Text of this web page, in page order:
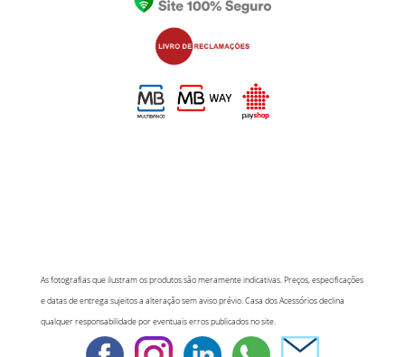
As fotografias que ilustram os produtos são meramente indicativas. Preços, especificações
e datas de entrega sujeitos a alteração sem aviso prévio. Casa dos Acessórios declina
qualquer responsabilidade por eventuais erros publicados no site.